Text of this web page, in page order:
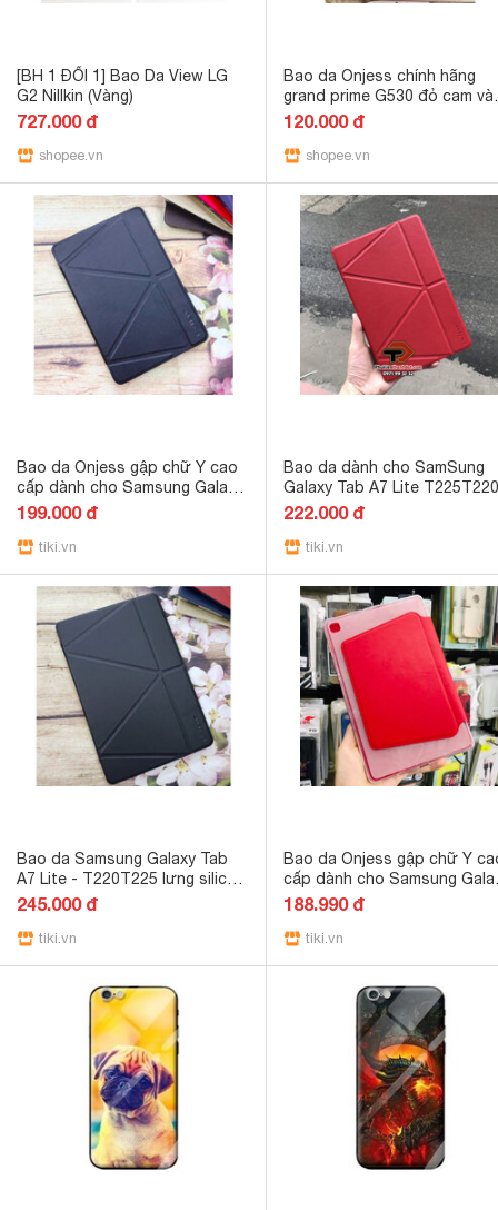
[BH 1 ĐỔI 1] Bao Da View LG
G2 Nillkin (Vàng)
727.000 đ
shopee.vn
Bao da Onjess chính hãng
grand prime G530 đỏ cam và
xanh than.
120.000 đ
shopee.vn
Bao da Onjess gập chữ Y cao
cấp dành cho Samsung Galaxy
Tab A7 Lite T225 - Hàng Chính
199.000 đ
tiki.vn
Bao da dành cho SamSung
Galaxy Tab A7 Lite T225T220
chính hãng Onjess lưng
222.000 đ
tiki.vn
Bao da Samsung Galaxy Tab
A7 Lite - T220T225 lưng silicon
chính hãng ONJESS - Đen
245.000 đ
tiki.vn
Bao da Onjess gập chữ Y
cấp dành cho Samsung
Tab A7 Lite T225 - Hàng
188.990 đ
tiki.vn